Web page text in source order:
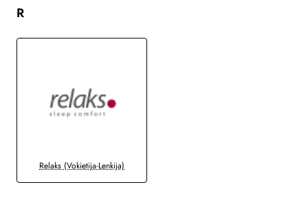
R
Relaks (Vokietija-Lenkija)